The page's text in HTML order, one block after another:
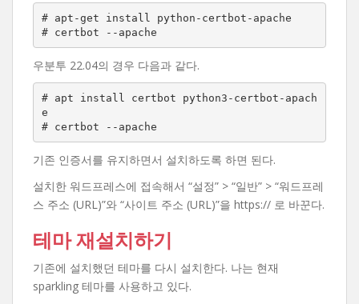
# apt-get install python-certbot-apache
# certbot --apache
우분투 22.04의 경우 다음과 같다.
# apt install certbot python3-certbot-apach
e
# certbot --apache
기존 인증서를 유지하면서 설치하도록 하면 된다.
설치한 워드프레스에 접속해서 “설정” > “일반” > “워드프레
스 주소 (URL)”와 “사이트 주소 (URL)”을 https:// 로 바꾼다.
테마 재설치하기
기존에 설치했던 테마를 다시 설치한다. 나는 현재
sparkling 테마를 사용하고 있다.